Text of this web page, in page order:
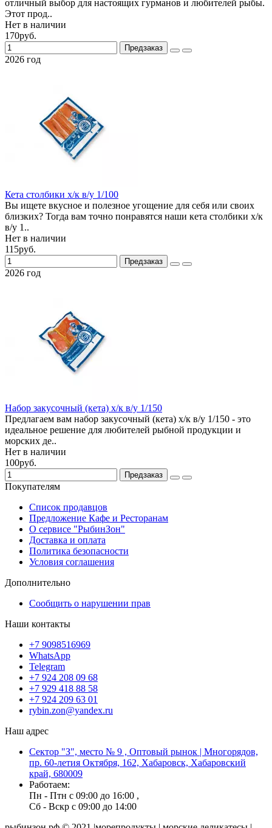
отличный выбор для настоящих гурманов и любителей рыбы.
Этот прод..
Нет в наличии
170руб.
Предзаказ
2026 год
Кета столбики х/к в/у 1/100
Вы ищете вкусное и полезное угощение для себя или своих
близких? Тогда вам точно понравятся наши кета столбики х/к
в/у 1..
Нет в наличии
115руб.
Предзаказ
2026 год
Набор закусочный (кета) х/к в/у 1/150
Предлагаем вам набор закусочный (кета) х/к в/у 1/150 - это
идеальное решение для любителей рыбной продукции и
морских де..
Нет в наличии
100руб.
Предзаказ
Покупателям
Список продавцов
Предложение Кафе и Ресторанам
О сервисе "РыбинЗон"
Доставка и оплата
Политика безопасности
Условия соглашения
Дополнительно
Сообщить о нарушении прав
Наши контакты
+7 9098516969
WhatsApp
Telegram
+7 924 208 09 68
+7 929 418 88 58
+7 924 209 63 01
rybin.zon@yandex.ru
Наш адрес
Сектор "З", место № 9 , Оптовый рынок | Многорядов,
пр. 60-летия Октября, 162, Хабаровск, Хабаровский
край, 680009
Работаем:
Пн - Птн с 09:00 до 16:00 ,
Сб - Вскр с 09:00 до 14:00